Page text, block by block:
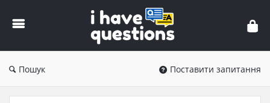
iHaveQuestions
Пошук Поставити запитання